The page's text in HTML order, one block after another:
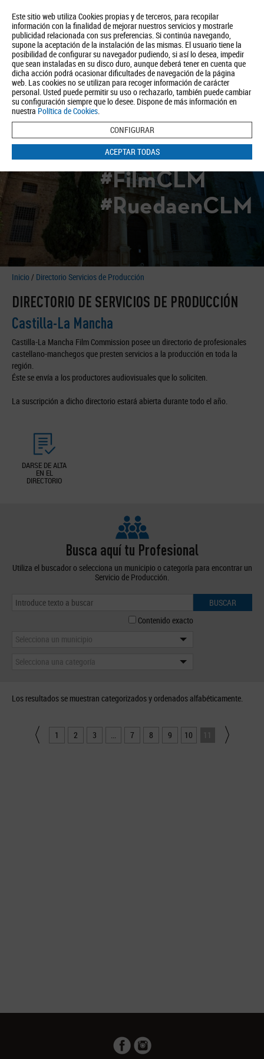
Este sitio web utiliza Cookies propias y de terceros, para recopilar
información con la finalidad de mejorar nuestros servicios y mostrarle
publicidad relacionada con sus preferencias. Si continúa navegando,
supone la aceptación de la instalación de las mismas. El usuario tiene la
posibilidad de configurar su navegador pudiendo, si así lo desea, impedir
que sean instaladas en su disco duro, aunque deberá tener en cuenta que
dicha acción podrá ocasionar dificultades de navegación de la página
web. Las cookies no se utilizan para recoger información de carácter
personal. Usted puede permitir su uso o rechazarlo, también puede cambiar
su configuración siempre que lo desee. Dispone de más información en
nuestra Política de Cookies.
CONFIGURAR
ACEPTAR TODAS
Quiénes somos Turismo Política de Privacidad Aviso Legal
Política de Cookies
BUSCAR
#FilmCLM
#RuedaenCLM
Inicio / Directorio Servicios de Producción
DIRECTORIO DE SERVICIOS DE PRODUCCIÓN
Castilla-La Mancha
Castilla-La Mancha Film Commission posee un directorio de profesionales
castellano-manchegos que presten servicios a la producción en toda la
región.
Éste se envía a los productores audiovisuales que lo soliciten.
La suscripción a dicho directorio estará abierta durante todo el año.
DARSE DE ALTA
EN EL
DIRECTORIO
Busca aquí tu Profesional
Utiliza el buscador o selecciona un municipio o categoría para encontrar un
Servicio de Producción.
BUSCAR
Contenido exacto
Selecciona un municipio
Selecciona una categoría
Los resultados se muestran categorizados y ordenados alfabéticamente.
1 2 3 ... 7 8 9 10 11